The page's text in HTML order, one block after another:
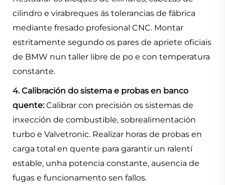
cilindro e virabreques ás tolerancias de fábrica
mediante fresado profesional CNC. Montar
estritamente segundo os pares de apriete oficiais
de BMW nun taller libre de po e con temperatura
constante.
4. Calibración do sistema e probas en banco
quente:Calibrar con precisión os sistemas de
inxección de combustible, sobrealimentación
turbo e Valvetronic. Realizar horas de probas en
carga total en quente para garantir un ralentí
estable, unha potencia constante, ausencia de
fugas e funcionamento sen fallos.